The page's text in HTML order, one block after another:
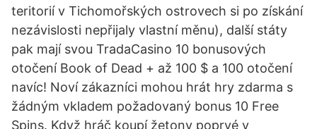
teritorií v Tichomořských ostrovech si po získání
nezávislosti nepřijaly vlastní měnu), další státy
pak mají svou TradaCasino 10 bonusových
otočení Book of Dead + až 100 $ a 100 otočení
navíc! Noví zákazníci mohou hrát hry zdarma s
žádným vkladem požadovaný bonus 10 Free
Spins. Když hráč koupí žetony poprvé v